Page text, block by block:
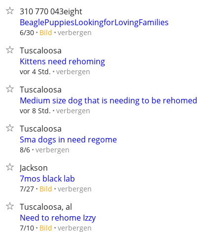
310 770 043eight
BeaglePuppiesLookingforLovingFamilies
6/30 Bild verbergen
Tuscaloosa
Kittens need rehoming
vor 4 Std. verbergen
Tuscaloosa
Medium size dog that is needing to be rehomed
vor 8 Std. verbergen
Tuscaloosa
Sma dogs in need regome
8/6 verbergen
Jackson
7mos black lab
7/27 Bild verbergen
Tuscaloosa, al
Need to rehome Izzy
7/10 Bild verbergen